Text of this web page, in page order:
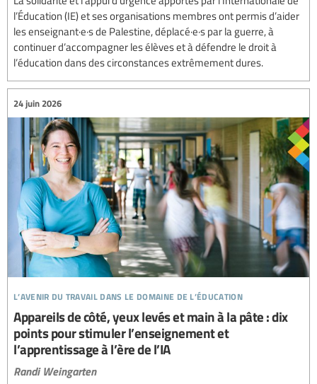
l’Éducation (IE) et ses organisations membres ont permis d’aider
les enseignant·e·s de Palestine, déplacé·e·s par la guerre, à
continuer d’accompagner les élèves et à défendre le droit à
l’éducation dans des circonstances extrêmement dures.
l’avenir du travail dans le domaine de l’éducation
24 juin 2026
Appareils de côté, yeux levés et main à la pâte : dix
points pour stimuler l’enseignement et
l’apprentissage à l’ère de l’IA
Randi Weingarten